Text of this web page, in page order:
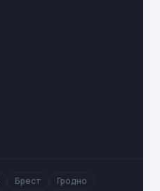
Брест Гродно